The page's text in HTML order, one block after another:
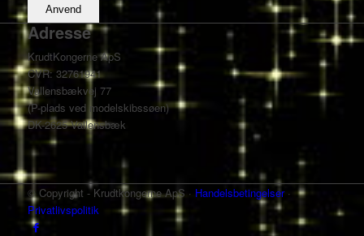
Anvend
Adresse
KrudtKongerne ApS
CVR: 32761941
Vallensbækvej 77
(P-plads ved modelskibssøen)
DK-2625 Vallensbæk
© Copyright - Krudtkongerne ApS · Handelsbetingelser·
Privatlivspolitik